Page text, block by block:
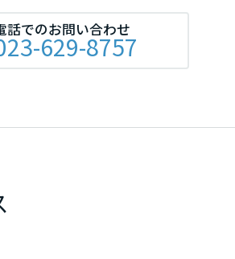
話でのお問い合わせ
629-8757